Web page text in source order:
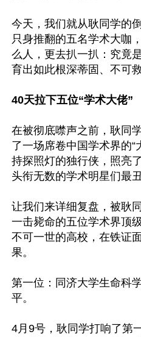
今天，我们就从耿同学的
只身推翻的五名学术大咖
么人，更去扒一扒：究竟
育出如此根深蒂固、不可
40天拉下五位“学术大佬”
在被彻底噤声之前，耿同
了一场席卷中国学术界的“
持探照灯的独行侠，照亮
头衔无数的学术明星们最
让我们来详细复盘，被耿
一击毙命的五位学术界顶
不可一世的高校，在铁证
果。
第一位：同济大学生命科
平。
4月9号，耿同学打响了第